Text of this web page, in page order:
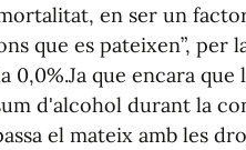
en ser un
que es pateixen”, per
0,0%.Ja que encara
d'alcohol durant la
el mateix amb les